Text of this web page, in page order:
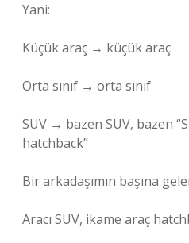
Yani:
Küçük araç → küçük araç
Orta sınıf → orta sınıf
SUV → bazen SUV, bazen
hatchback”
Bir arkadaşımın başına
Aracı SUV, ikame araç